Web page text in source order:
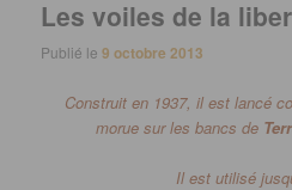
Les voiles de la
Publié le9 octobre 2013
Construit en 1937, il est lancé
morue sur les bancs de
Il est utilisé